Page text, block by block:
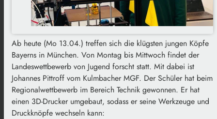
Ab heute (Mo 13.04.) treffen sich die klügsten jungen Köpfe
Bayerns in München. Von Montag bis Mittwoch findet der
Landeswettbewerb von Jugend forscht statt. Mit dabei ist
Johannes Pittroff vom Kulmbacher MGF. Der Schüler hat beim
Regionalwettbewerb im Bereich Technik gewonnen. Er hat
einen 3D-Drucker umgebaut, sodass er seine Werkzeuge und
Druckknöpfe wechseln kann: